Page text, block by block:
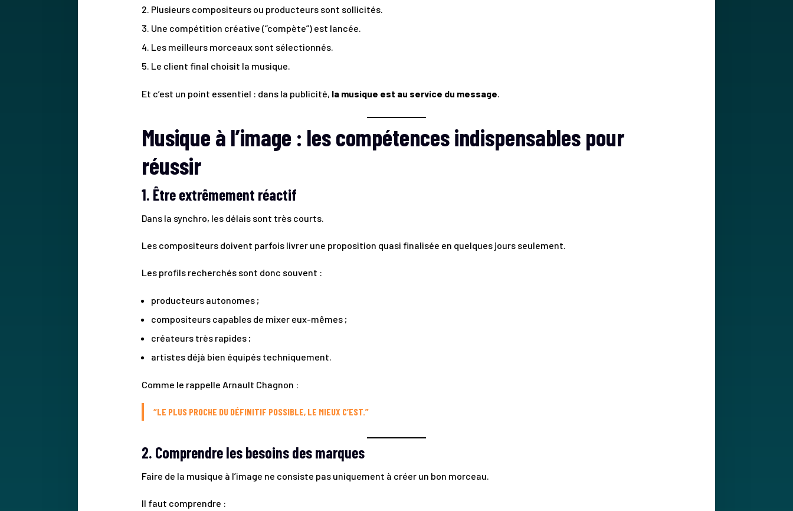
Plusieurs compositeurs ou producteurs sont sollicités.
Une compétition créative (“compète”) est lancée.
Les meilleurs morceaux sont sélectionnés.
Le client final choisit la musique.
Et c’est un point essentiel : dans la publicité, la musique est au service du message
Musique à l’image : les compétences indispensables pour
réussir
1. Être extrêmement réactif
Dans la synchro, les délais sont très courts.
Les compositeurs doivent parfois livrer une proposition quasi finalisée en quelques jours seulement.
Les profils recherchés sont donc souvent :
producteurs autonomes ;
compositeurs capables de mixer eux-mêmes ;
créateurs très rapides ;
artistes déjà bien équipés techniquement.
Comme le rappelle Arnault Chagnon :
“LE PLUS PROCHE DU DÉFINITIF POSSIBLE, LE MIEUX C’EST.”
2. Comprendre les besoins des marques
Faire de la musique à l’image ne consiste pas uniquement à créer un bon morceau.
Il faut comprendre :